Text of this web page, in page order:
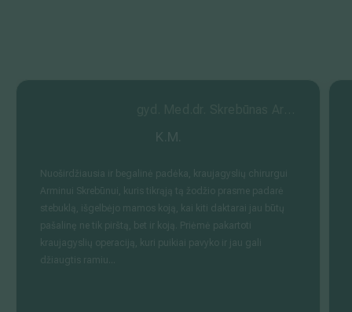
K.M.
Nuoširdžiausia ir begalinė padėka, kraujagyslių chirurgui
Arminui Skrebūnui, kuris tikrąją tą žodžio prasme padarė
stebuklą, išgelbėjo mamos koją, kai kiti daktarai jau būtų
pašalinę ne tik pirštą, bet ir koją. Priėmė pakartoti
kraujagyslių operaciją, kuri puikiai pavyko ir jau gali
džiaugtis ramiu...